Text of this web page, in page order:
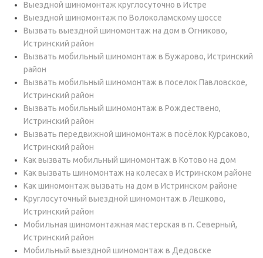
Выездной шиномонтаж круглосуточно в Истре
Выездной шиномонтаж по Волоколамскому шоссе
Вызвать выездной шиномонтаж на дом в Огниково,
Истринский район
Вызвать мобильный шиномонтаж в Бужарово, Истринский
район
Вызвать мобильный шиномонтаж в поселок Павловское,
Истринский район
Вызвать мобильный шиномонтаж в Рождествено,
Истринский район
Вызвать передвижной шиномонтаж в посёлок Курсаково,
Истринский район
Как вызвать мобильный шиномонтаж в Котово на дом
Как вызвать шиномонтаж на колесах в Истринском районе
Как шиномонтаж вызвать на дом в Истринском районе
Круглосуточный выездной шиномонтаж в Лешково,
Истринский район
Мобильная шиномонтажная мастерская в п. Северный,
Истринский район
Мобильный выездной шиномонтаж в Дедовске